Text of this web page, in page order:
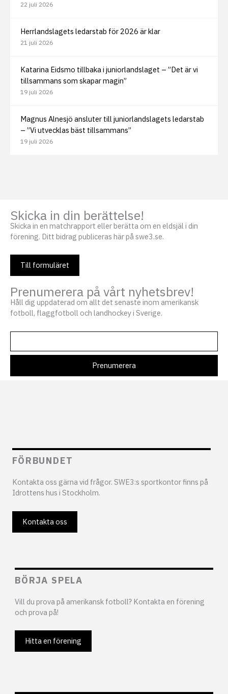
22 juli 2026
Herrlandslagets ledarstab för 2026 är klar
21 juli 2026
Katarina Eidsmo tillbaka i juniorlandslaget – ”Det är vi
tillsammans som skapar magin”
19 juli 2026
Magnus Alnesjö ansluter till juniorlandslagets ledarstab
– ”Vi utvecklas bäst tillsammans”
19 juli 2026
Skicka in din berättelse!
Skicka in en matchrapport eller berätta om en eldsjäl i din
förening. Ditt bidrag publiceras här på swe3.se.
Till formuläret
Prenumerera på vårt nyhetsbrev!
Håll dig uppdaterad om allt det senaste inom amerikansk
fotboll, flaggfotboll och landhockey i Sverige.
FÖRBUNDET
Kontakta oss gärna vid frågor. SWE3:s sportkontor finns på
Idrottens hus i Stockholm.
Kontakta oss
BÖRJA SPELA
Vill du prova på amerikansk fotboll? Kontakta en förening
och prova på!
Hitta en förening